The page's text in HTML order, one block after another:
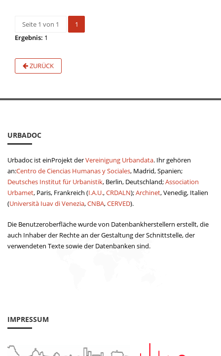
Seite 1 von 1
1
Ergebnis: 1
ZURÜCK
URBADOC
Urbadoc ist einProjekt derVereinigung Urbandata. Ihr gehören
an:Centro de Ciencias Humanas y Sociales, Madrid, Spanien;
Deutsches Institut für Urbanistik, Berlin, Deutschland;Association
Urbamet, Paris, Frankreich (I.A.U.,CRDALN);Archinet, Venedig, Italien
(Università Iuav di Venezia,CNBA,CERVED).
Die Benutzeroberfläche wurde von Datenbankherstellern erstellt, die
auch Inhaber der Rechte an der Gestaltung der Schnittstelle, der
verwendeten Texte sowie der Datenbanken sind.
IMPRESSUM